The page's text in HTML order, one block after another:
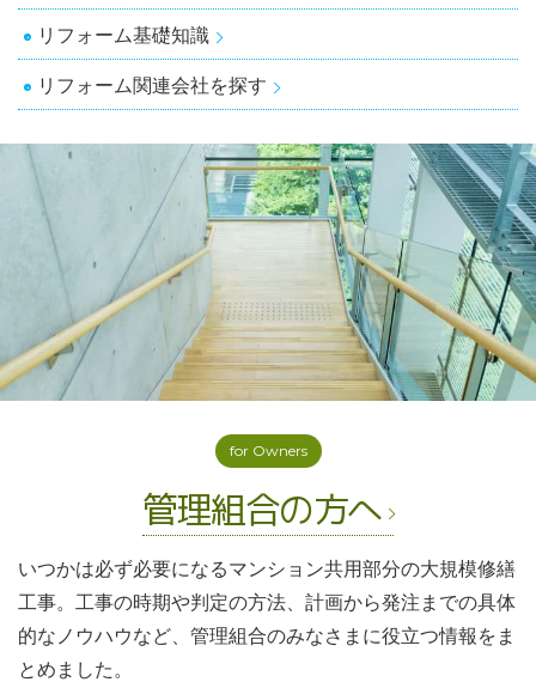
リフォーム基礎知識
リフォーム関連会社を探す
for Owners
管理組合の方へ
いつかは必ず必要になるマンション共用部分の大規模修繕
工事。工事の時期や判定の方法、計画から発注までの具体
的なノウハウなど、管理組合のみなさまに役立つ情報をま
とめました。